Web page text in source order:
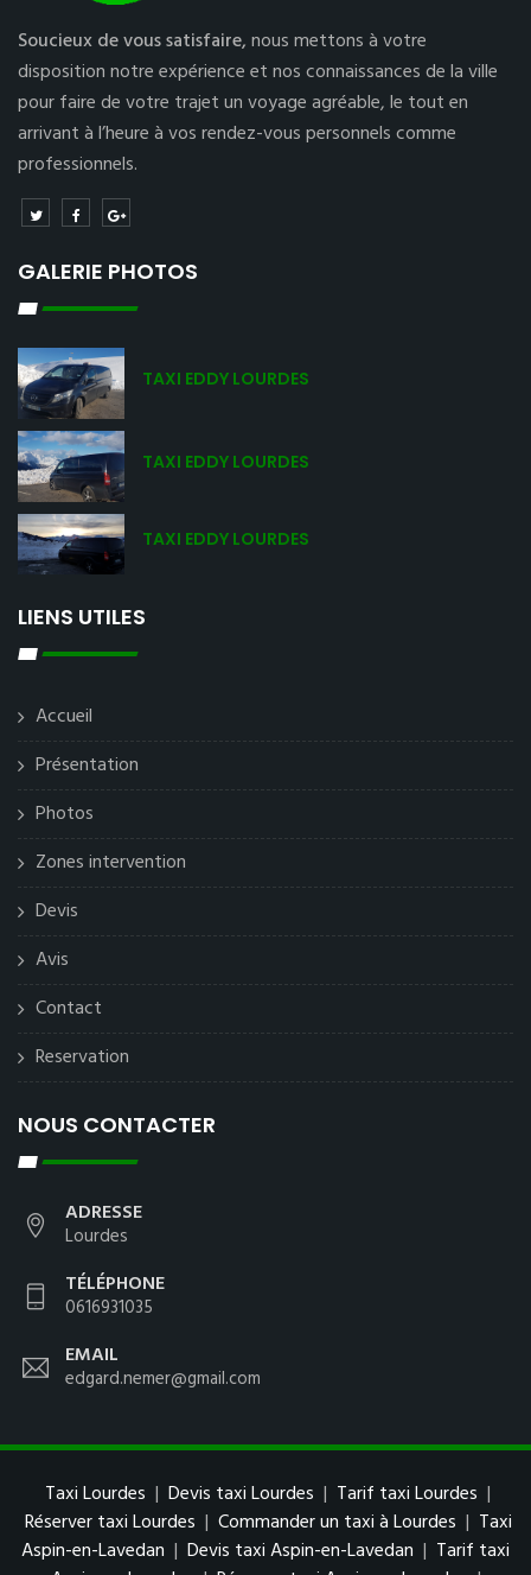
Soucieux de vous satisfaire,nous mettons à votre
disposition notre expérience et nos connaissances de la ville
pour faire de votre trajet un voyage agréable, le tout en
arrivant à l’heure à vos rendez-vous personnels comme
professionnels.
GALERIE PHOTOS
TAXI EDDY LOURDES
TAXI EDDY LOURDES
TAXI EDDY LOURDES
LIENS UTILES
Accueil
Présentation
Photos
Zones intervention
Devis
Avis
Contact
Reservation
NOUS CONTACTER
ADRESSE
Lourdes
TÉLÉPHONE
0616931035
EMAIL
edgard.nemer@gmail.com
Taxi Lourdes | Devis taxi Lourdes | Tarif taxi Lourdes |
Réserver taxi Lourdes | Commander un taxi à Lourdes | Taxi
Aspin-en-Lavedan | Devis taxi Aspin-en-Lavedan | Tarif taxi